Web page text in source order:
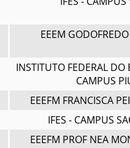
EEEM
INSTITUTO FEDERAL DO
CAMPUS
EEEFM FRANCISCA
IFES - CAMPUS
EEEFM PROF NEA